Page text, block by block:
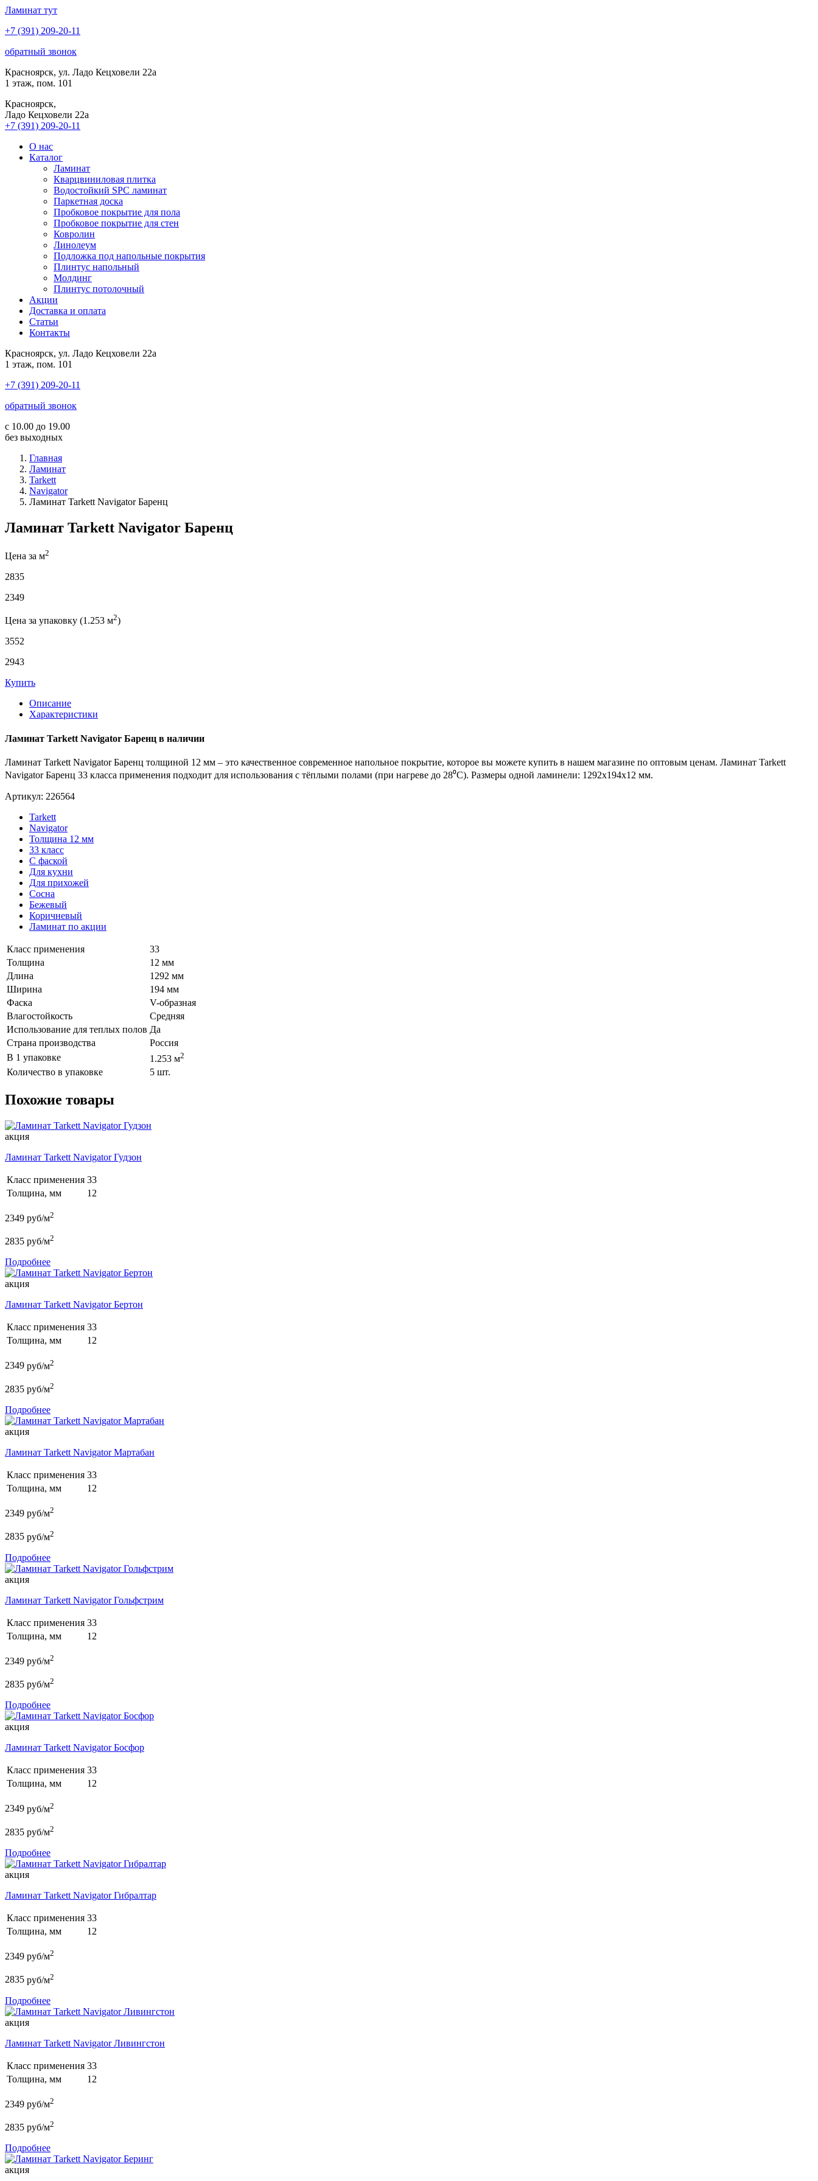
Ламинат тут
+7 (391) 209-20-11
обратный звонок
Красноярск, ул. Ладо Кецховели 22а
1 этаж, пом. 101
Красноярск,
Ладо Кецховели 22a
+7 (391) 209-20-11
О нас
Каталог
Ламинат
Кварцвиниловая плитка
Водостойкий SPC ламинат
Паркетная доска
Пробковое покрытие для пола
Пробковое покрытие для стен
Ковролин
Линолеум
Подложка под напольные покрытия
Плинтус напольный
Молдинг
Плинтус потолочный
Акции
Доставка и оплата
Cтатьи
Контакты
Красноярск, ул. Ладо Кецховели 22а
1 этаж, пом. 101
+7 (391) 209-20-11
обратный звонок
с 10.00 до 19.00
без выходных
Главная
Ламинат
Tarkett
Navigator
Ламинат Tarkett Navigator Баренц
Ламинат Tarkett Navigator Баренц
Цена за м2
2835
2349
Цена за упаковку (1.253 м2)
3552
2943
Купить
Описание
Характеристики
Ламинат Tarkett Navigator Баренц в наличии
Ламинат Tarkett Navigator Баренц толщиной 12 мм – это качественное современное напольное покрытие, которое вы можете купить в нашем магазине по оптовым ценам. Ламинат Tarkett
Navigator Баренц 33 класса применения подходит для использования с тёплыми полами (при нагреве до 28⁰С). Размеры одной ламинели: 1292x194x12 мм.
Артикул: 226564
Tarkett
Navigator
Толщина 12 мм
33 класс
С фаской
Для кухни
Для прихожей
Сосна
Бежевый
Коричневый
Ламинат по акции
Класс применения
33
Толщина
12 мм
Длина
1292 мм
Ширина
194 мм
Фаска
V-образная
Влагостойкость
Средняя
Использование для теплых полов Да
Страна производства
Россия
В 1 упаковке
1.253 м2
Количество в упаковке 5 шт.
Похожие товары
акция
Ламинат Tarkett Navigator Гудзон
Класс применения 33
Толщина, мм
12
2349 руб/м2
2835 руб/м2
Подробнее
акция
Ламинат Tarkett Navigator Бертон
Класс применения 33
Толщина, мм
12
2349 руб/м2
2835 руб/м2
Подробнее
акция
Ламинат Tarkett Navigator Мартабан
Класс применения 33
Толщина, мм
12
2349 руб/м2
2835 руб/м2
Подробнее
акция
Ламинат Tarkett Navigator Гольфстрим
Класс применения 33
Толщина, мм
12
2349 руб/м2
2835 руб/м2
Подробнее
акция
Ламинат Tarkett Navigator Босфор
Класс применения 33
Толщина, мм
12
2349 руб/м2
2835 руб/м2
Подробнее
акция
Ламинат Tarkett Navigator Гибралтар
Класс применения 33
Толщина, мм
12
2349 руб/м2
2835 руб/м2
Подробнее
акция
Ламинат Tarkett Navigator Ливингстон
Класс применения 33
Толщина, мм
12
2349 руб/м2
2835 руб/м2
Подробнее
акция